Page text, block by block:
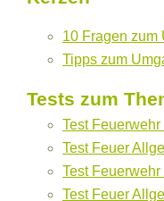
10 Fragen zum
Tipps zum
Tests zum
Test
Test Feuer
Test
Test Feuer